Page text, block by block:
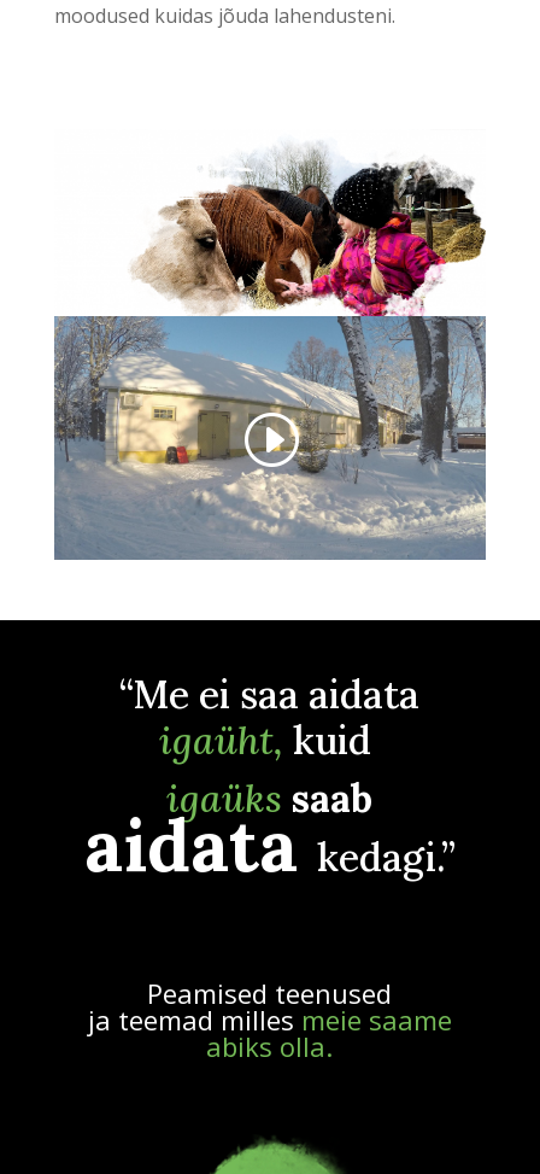
moodused kuidas jõuda lahendusteni.
“Me ei saa aidata
igaüht, kuid
igaüks saab
aidatakedagi.”
Peamised teenused
ja teemad milles meie saame
abiks olla.